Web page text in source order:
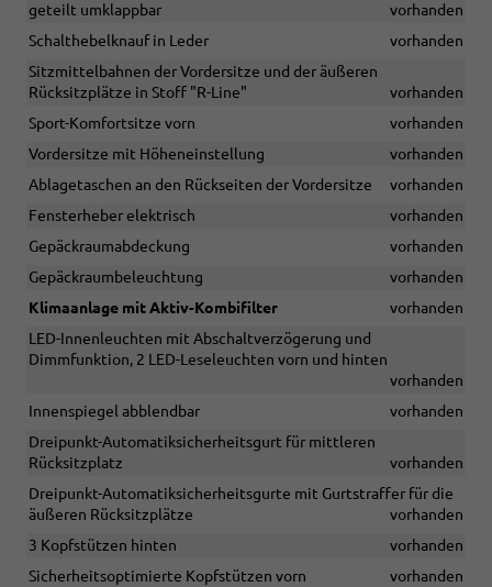
geteilt umklappbar
vorhanden
Schalthebelknauf in Leder
vorhanden
Sitzmittelbahnen der Vordersitze und der äußeren
Rücksitzplätze in Stoff "R-Line"
vorhanden
Sport-Komfortsitze vorn
vorhanden
Vordersitze mit Höheneinstellung
vorhanden
Ablagetaschen an den Rückseiten der Vordersitze
vorhanden
Fensterheber elektrisch
vorhanden
Gepäckraumabdeckung
vorhanden
Gepäckraumbeleuchtung
vorhanden
Klimaanlage mit Aktiv-Kombifilter
vorhanden
LED-Innenleuchten mit Abschaltverzögerung und
Dimmfunktion, 2 LED-Leseleuchten vorn und hinten
vorhanden
Innenspiegel abblendbar
vorhanden
Dreipunkt-Automatiksicherheitsgurt für mittleren
Rücksitzplatz
vorhanden
Dreipunkt-Automatiksicherheitsgurte mit Gurtstraffer für die
äußeren Rücksitzplätze
vorhanden
3 Kopfstützen hinten
vorhanden
Sicherheitsoptimierte Kopfstützen vorn
vorhanden